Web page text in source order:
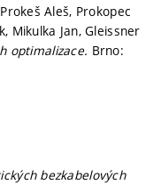
Aleš, Prokopec
Mikulka Jan, Gleissner
optimalizace. Brno:
bezkabelových